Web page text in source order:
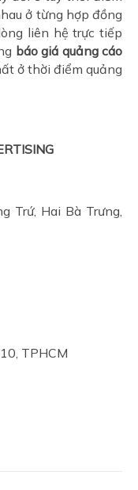
ở từng hợp đồng
liên hệ trực tiếp
báo giá quảng cáo
ở thời điểm quảng
Trứ, Hai Bà Trưng,
TPHCM